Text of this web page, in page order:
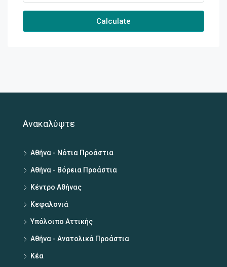
Calculate
Ανακαλύψτε
Αθήνα - Νότια Προάστια
Αθήνα - Βόρεια Προάστια
Κέντρο Αθήνας
Κεφαλονιά
Υπόλοιπο Αττικής
Αθήνα - Ανατολικά Προάστια
Κέα